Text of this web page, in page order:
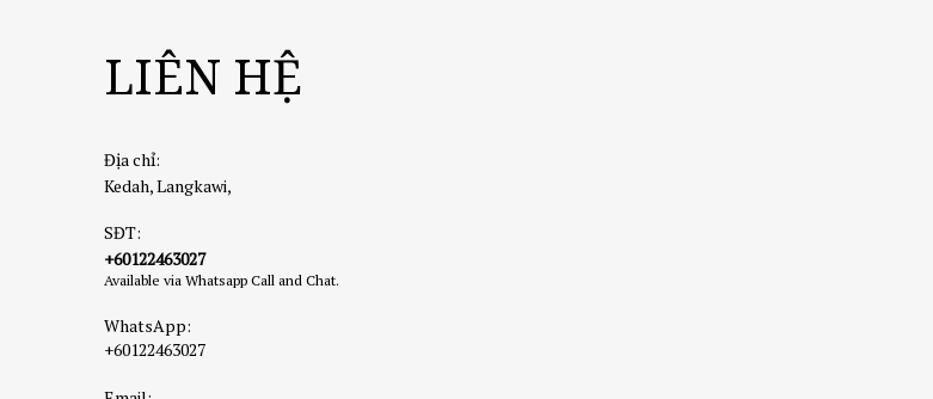
LIÊN HỆ
Địa chỉ:
Kedah, Langkawi,
SĐT:
+60122463027
Available via Whatsapp Call and Chat.
WhatsApp:
+60122463027